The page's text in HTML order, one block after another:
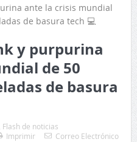
y purpurina
de 50
de basura
Flash de noticias
Imprimir Correo Electrónico